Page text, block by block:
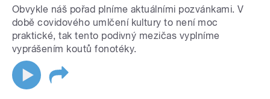
Obvykle náš pořad plníme aktuálními pozvánkami. V
době covidového umlčení kultury to není moc
praktické, tak tento podivný mezičas vyplníme
vyprášením koutů fonotéky.